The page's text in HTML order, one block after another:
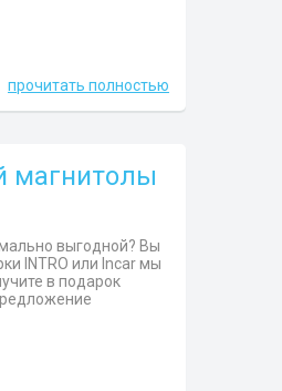
прочитать полностью
магнитолы
выгодной? Вы
INTRO или Incar мы
в подарок